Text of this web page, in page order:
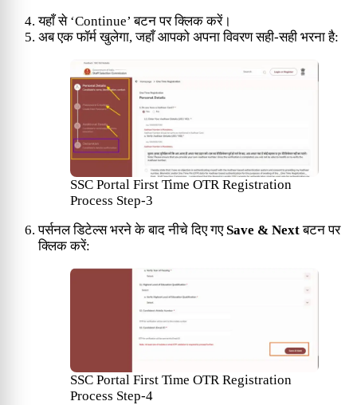
यहाँ से ‘Continue’ बटन पर क्लिक करें।
अब एक फॉर्म खुलेगा, जहाँ आपको अपना विवरण सही-सही भरना है:
SSC Portal First Time OTR Registration
Process Step-3
पर्सनल डिटेल्स भरने के बाद नीचे दिए गएSave & Nextबटन पर
क्लिक करें:
SSC Portal First Time OTR Registration
Process Step-4